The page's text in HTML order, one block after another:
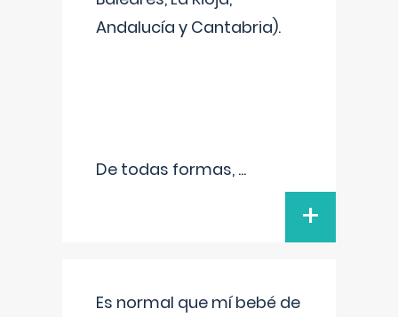
Andalucía y Cantabria).
De todas formas, ...
+
Es normal que mí bebé de